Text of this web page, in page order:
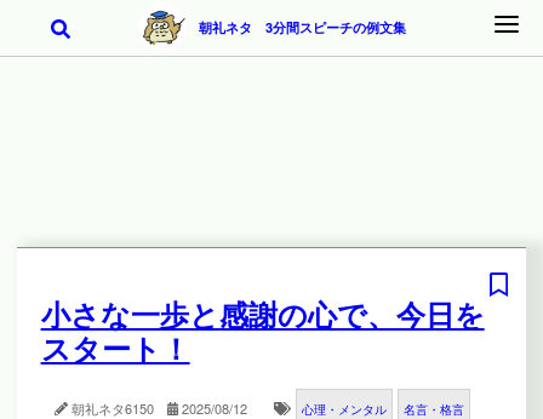
朝礼ネタ 3分間スピーチの例文集
小さな一歩と感謝の心で、今日を
スタート！
朝礼ネタ6150 2025/08/12 心理・メンタル 名言・格言